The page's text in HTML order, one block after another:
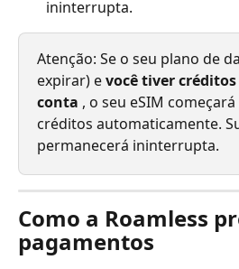
ininterrupta.
Atenção: Se o seu plano de
expirar) e você tiver
conta , o seu eSIM
créditos automaticamente.
permanecerá ininterrupta.
Como a Roamless
pagamentos